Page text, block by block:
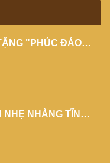
"PHÚC ĐÁO
ĐỎ
NHẸ NHÀNG TĨNH
ĐÀO TẠO